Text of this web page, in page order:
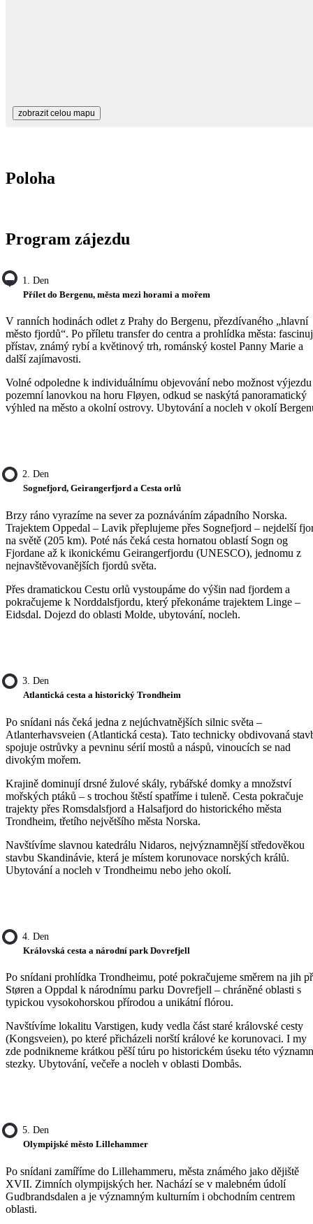
zobrazit celou mapu
Poloha
Program zájezdu
1. Den
Přílet do Bergenu, města mezi horami a mořem
V ranních hodinách odlet z Prahy do Bergenu, přezdívaného „hlavní
město fjordů“. Po příletu transfer do centra a prohlídka města:
přístav, známý rybí a květinový trh, románský kostel Panny Marie a
další zajímavosti.
Volné odpoledne k individuálnímu objevování nebo možnost výjezdu
pozemní lanovkou na horu Fløyen, odkud se naskýtá panoramatický
výhled na město a okolní ostrovy. Ubytování a nocleh v okolí
2. Den
Sognefjord, Geirangerfjord a Cesta orlů
Brzy ráno vyrazíme na sever za poznáváním západního Norska.
Trajektem Oppedal – Lavik přeplujeme přes Sognefjord – nejdelší
na světě (205 km). Poté nás čeká cesta hornatou oblastí Sogn og
Fjordane až k ikonickému Geirangerfjordu (UNESCO), jednomu z
nejnavštěvovanějších fjordů světa.
Přes dramatickou Cestu orlů vystoupáme do výšin nad fjordem a
pokračujeme k Norddalsfjordu, který překonáme trajektem Linge –
Eidsdal. Dojezd do oblasti Molde, ubytování, nocleh.
3. Den
Atlantická cesta a historický Trondheim
Po snídani nás čeká jedna z nejúchvatnějších silnic světa –
Atlanterhavsveien (Atlantická cesta). Tato technicky obdivovaná
spojuje ostrůvky a pevninu sérií mostů a náspů, vinoucích se nad
divokým mořem.
Krajině dominují drsné žulové skály, rybářské domky a množství
mořských ptáků – s trochou štěstí spatříme i tuleně. Cesta pokračuje
trajekty přes Romsdalsfjord a Halsafjord do historického města
Trondheim, třetího největšího města Norska.
Navštívíme slavnou katedrálu Nidaros, nejvýznamnější středověkou
stavbu Skandinávie, která je místem korunovace norských králů.
Ubytování a nocleh v Trondheimu nebo jeho okolí.
4. Den
Královská cesta a národní park Dovrefjell
Po snídani prohlídka Trondheimu, poté pokračujeme směrem na jih
Støren a Oppdal k národnímu parku Dovrefjell – chráněné oblasti s
typickou vysokohorskou přírodou a unikátní flórou.
Navštívíme lokalitu Varstigen, kudy vedla část staré královské cesty
(Kongsveien), po které přicházeli norští králové ke korunovaci. I my
zde podnikneme krátkou pěší túru po historickém úseku této
stezky. Ubytování, večeře a nocleh v oblasti Dombås.
5. Den
Olympijské město Lillehammer
Po snídani zamíříme do Lillehammeru, města známého jako dějiště
XVII. Zimních olympijských her. Nachází se v malebném údolí
Gudbrandsdalen a je významným kulturním i obchodním centrem
oblasti.